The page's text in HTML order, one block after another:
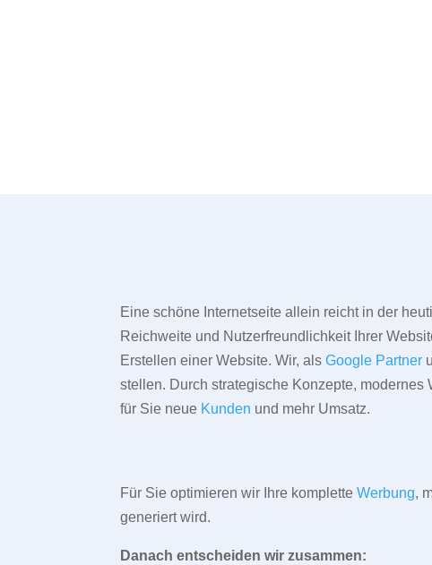
Eine schöne Internetseite allein reicht in der
Reichweite und Nutzerfreundlichkeit Ihrer
Erstellen einer Website. Wir, alsGoogle Partner
stellen. Durch strategische Konzepte,
für Sie neue Kunden und mehr Umsatz.
Für Sie optimieren wir Ihre kompletteWerbung,
generiert wird.
Danach entscheiden wir zusammen: